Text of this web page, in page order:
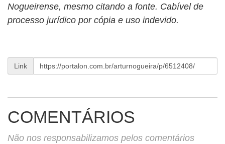
Nogueirense, mesmo citando a fonte. Cabível de
processo jurídico por cópia e uso indevido.
Link
COMENTÁRIOS
Não nos responsabilizamos pelos comentários